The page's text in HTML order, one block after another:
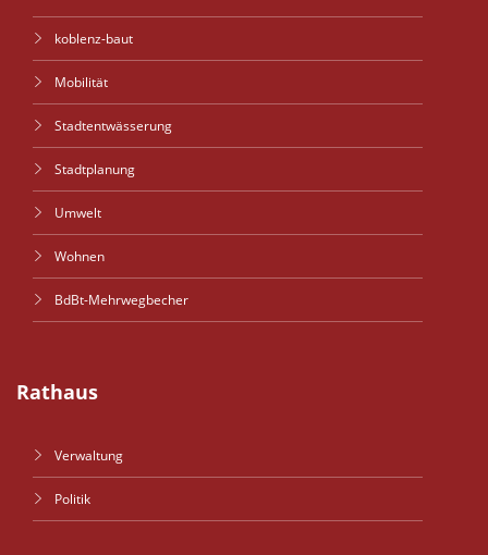
koblenz-baut
Mobilität
Stadtentwässerung
Stadtplanung
Umwelt
Wohnen
BdBt-Mehrwegbecher
Rathaus
Verwaltung
Politik